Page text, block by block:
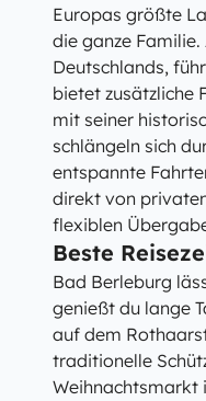
Europas größte
die ganze
Deutschlands,
bietet zusätzliche
mit seiner
schlängeln sich
entspannte
direkt von
flexiblen
Beste
Bad Berleburg
genießt du lange
auf dem
traditionelle
Weihnachtsmarkt